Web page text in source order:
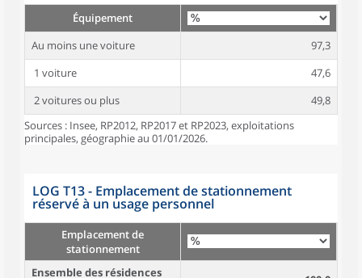
Équipement
Au moins une voiture
97,3
1 voiture
47,6
2 voitures ou plus
49,8
Sources : Insee, RP2012, RP2017 et RP2023, exploitations
principales, géographie au 01/01/2026.
LOG T13 - Emplacement de stationnement
réservé à un usage personnel
Emplacement de
stationnement
Ensemble des résidences